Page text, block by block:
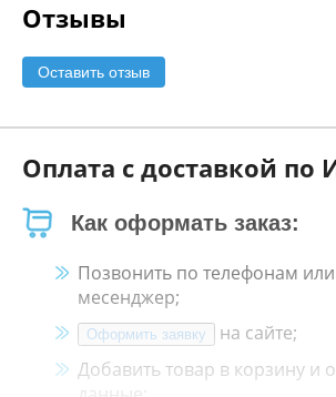
Отзывы
Оставить отзыв
Оплата с доставкой по
Как оформать заказ:
Позвонить по телефонам
месенджер;
Оформить заявку
на сайте;
Добавить товар в корзину и